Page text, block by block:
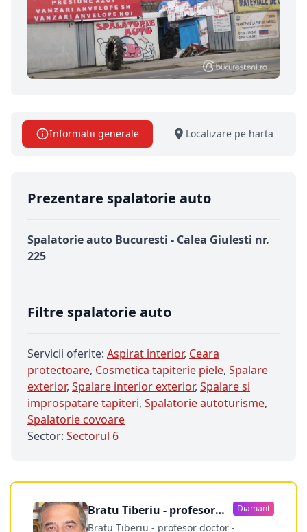
Informatii generale Localizare pe harta
Prezentare spalatorie auto
Spalatorie auto Bucuresti - Calea Giulesti nr.
225
Filtre spalatorie auto
Servicii oferite: Aspirat interior, Ceara
protectoare, Cosmetica tapiterie piele, Spalare
exterior, Spalare interior exterior, Spalare si
improspatare tapiteri, Spalatorie autoturisme,
Spalatorie covoare
Sector: Sectorul 6
Bratu Tiberiu - profesor
doctor
Diamant
Bratu Tiberiu - profesor doctor -